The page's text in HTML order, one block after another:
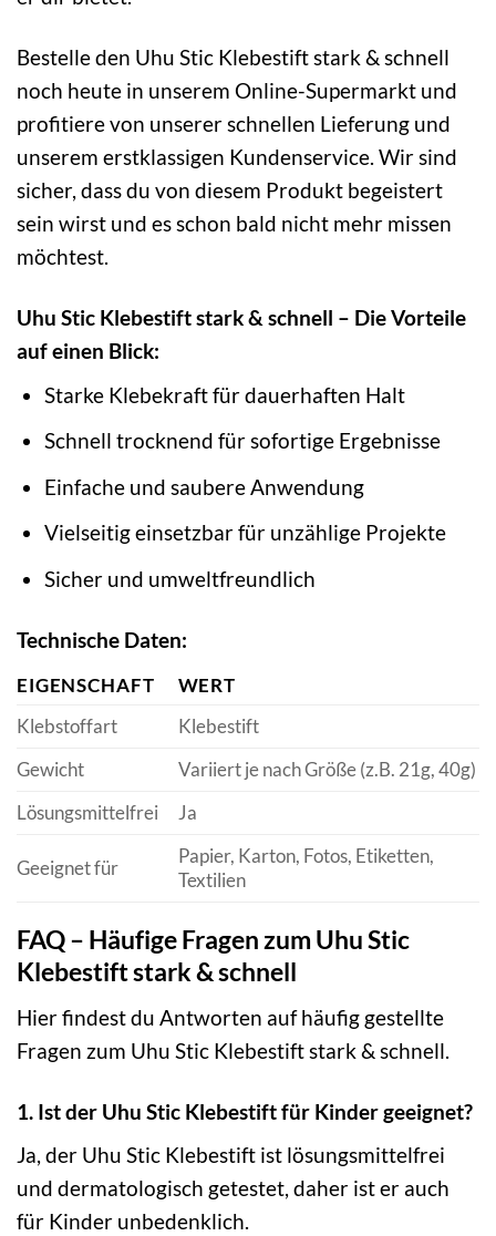
Bestelle den Uhu Stic Klebestift stark & schnell
noch heute in unserem Online-Supermarkt und
profitiere von unserer schnellen Lieferung und
unserem erstklassigen Kundenservice. Wir sind
sicher, dass du von diesem Produkt begeistert
sein wirst und es schon bald nicht mehr missen
möchtest.
Uhu Stic Klebestift stark & schnell – Die Vorteile
auf einen Blick:
Starke Klebekraft für dauerhaften Halt
Schnell trocknend für sofortige Ergebnisse
Einfache und saubere Anwendung
Vielseitig einsetzbar für unzählige Projekte
Sicher und umweltfreundlich
Technische Daten:
EIGENSCHAFT
WERT
Klebstoffart
Klebestift
Gewicht
Variiert je nach Größe (z.B. 21g, 40g)
Lösungsmittelfrei
Ja
Geeignet für
Papier, Karton, Fotos, Etiketten,
Textilien
FAQ – Häufige Fragen zum Uhu Stic
Klebestift stark & schnell
Hier findest du Antworten auf häufig gestellte
Fragen zum Uhu Stic Klebestift stark & schnell.
1. Ist der Uhu Stic Klebestift für Kinder geeignet?
Ja, der Uhu Stic Klebestift ist lösungsmittelfrei
und dermatologisch getestet, daher ist er auch
für Kinder unbedenklich.